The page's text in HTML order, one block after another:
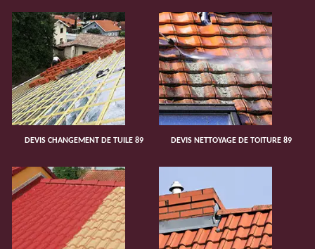
DEVIS CHANGEMENT DE TUILE 89 DEVIS NETTOYAGE DE TOITURE 89